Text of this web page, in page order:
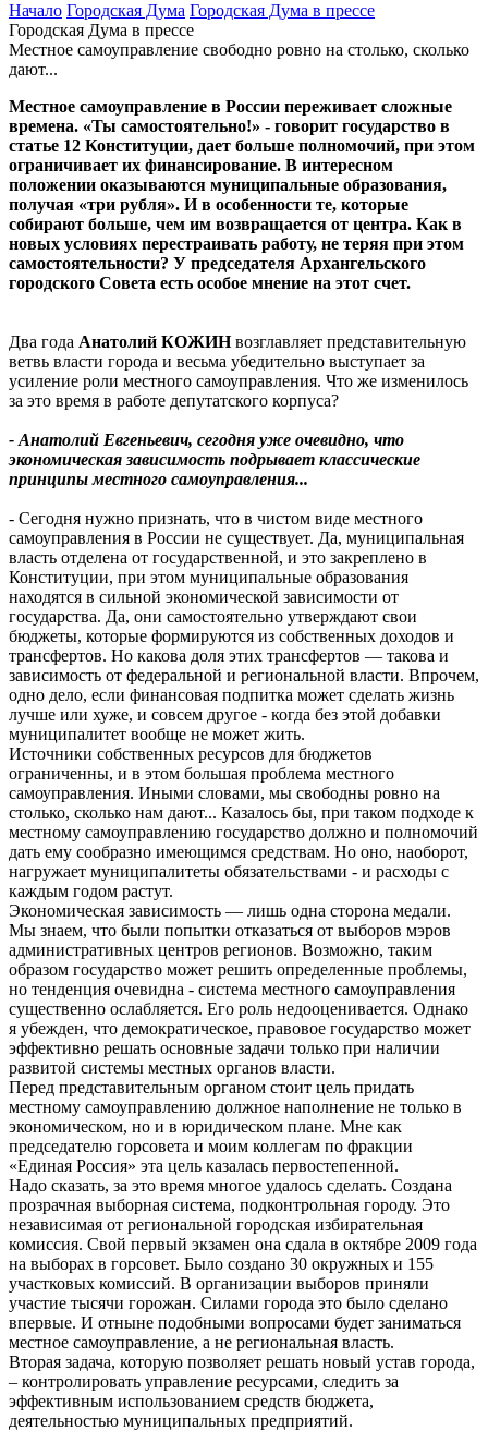
Начало Городская Дума Городская Дума в прессе
Городская Дума в прессе
Местное самоуправление свободно ровно на столько, сколько
дают...
Местное самоуправление в России переживает сложные
времена. «Ты самостоятельно!» - говорит государство в
статье 12 Конституции, дает больше полномочий, при этом
ограничивает их финансирование. В интересном
положении оказываются муниципальные образования,
получая «три рубля». И в особенности те, которые
собирают больше, чем им возвращается от центра. Как в
новых условиях перестраивать работу, не теряя при этом
самостоятельности? У председателя Архангельского
городского Совета есть особое мнение на этот счет.
Два года Анатолий КОЖИНвозглавляет представительную
ветвь власти города и весьма убедительно выступает за
усиление роли местного самоуправления. Что же изменилось
за это время в работе депутатского корпуса?
- Анатолий Евгеньевич, сегодня уже очевидно, что
экономическая зависимость подрывает классические
принципы местного самоуправления...
- Сегодня нужно признать, что в чистом виде местного
самоуправления в России не существует. Да, муниципальная
власть отделена от государственной, и это закреплено в
Конституции, при этом муниципальные образования
находятся в сильной экономической зависимости от
государства. Да, они самостоятельно утверждают свои
бюджеты, которые формируются из собственных доходов и
трансфертов. Но какова доля этих трансфертов — такова и
зависимость от федеральной и региональной власти. Впрочем,
одно дело, если финансовая подпитка может сделать жизнь
лучше или хуже, и совсем другое - когда без этой добавки
муниципалитет вообще не может жить.
Источники собственных ресурсов для бюджетов
ограниченны, и в этом большая проблема местного
самоуправления. Иными словами, мы свободны ровно на
столько, сколько нам дают... Казалось бы, при таком подходе к
местному самоуправлению государство должно и полномочий
дать ему сообразно имеющимся средствам. Но оно, наоборот,
нагружает муниципалитеты обязательствами - и расходы с
каждым годом растут.
Экономическая зависимость — лишь одна сторона медали.
Мы знаем, что были попытки отказаться от выборов мэров
административных центров регионов. Возможно, таким
образом государство может решить определенные проблемы,
но тенденция очевидна - система местного самоуправления
существенно ослабляется. Его роль недооценивается. Однако
я убежден, что демократическое, правовое государство может
эффективно решать основные задачи только при наличии
развитой системы местных органов власти.
Перед представительным органом стоит цель придать
местному самоуправлению должное наполнение не только в
экономическом, но и в юридическом плане. Мне как
председателю горсовета и моим коллегам по фракции
«Единая Россия» эта цель казалась первостепенной.
Надо сказать, за это время многое удалось сделать. Создана
прозрачная выборная система, подконтрольная городу. Это
независимая от региональной городская избирательная
комиссия. Свой первый экзамен она сдала в октябре 2009 года
на выборах в горсовет. Было создано 30 окружных и 155
участковых комиссий. В организации выборов приняли
участие тысячи горожан. Силами города это было сделано
впервые. И отныне подобными вопросами будет заниматься
местное самоуправление, а не региональная власть.
Вторая задача, которую позволяет решать новый устав города,
– контролировать управление ресурсами, следить за
эффективным использованием средств бюджета,
деятельностью муниципальных предприятий.